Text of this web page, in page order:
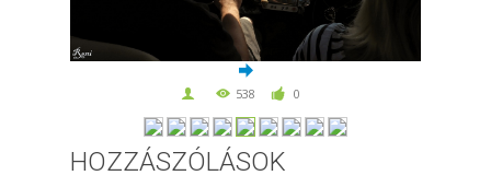
538 0
HOZZÁSZÓLÁSOK